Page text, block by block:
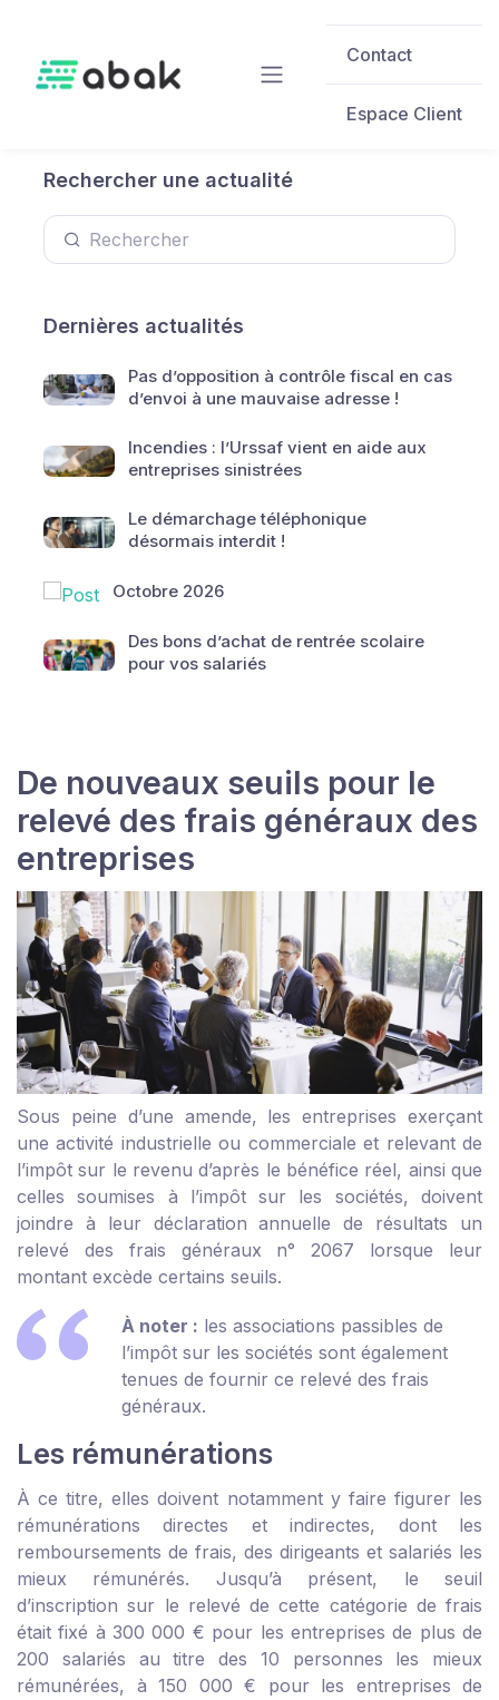
Contact
Espace Client
Rechercher une actualité
Dernières actualités
Pas d’opposition à contrôle fiscal en cas
d’envoi à une mauvaise adresse !
Incendies : l’Urssaf vient en aide aux
entreprises sinistrées
Le démarchage téléphonique
désormais interdit !
Octobre 2026
Des bons d’achat de rentrée scolaire
pour vos salariés
De nouveaux seuils pour le
relevé des frais généraux des
entreprises
Sous peine d’une amende, les entreprises exerçant
une activité industrielle ou commerciale et relevant de
l’impôt sur le revenu d’après le bénéfice réel, ainsi que
celles soumises à l’impôt sur les sociétés, doivent
joindre à leur déclaration annuelle de résultats un
relevé des frais généraux n° 2067 lorsque leur
montant excède certains seuils.
À noter : les associations passibles de
l’impôt sur les sociétés sont également
tenues de fournir ce relevé des frais
généraux.
Les rémunérations
À ce titre, elles doivent notamment y faire figurer les
rémunérations directes et indirectes, dont les
remboursements de frais, des dirigeants et salariés les
mieux rémunérés. Jusqu’à présent, le seuil
d’inscription sur le relevé de cette catégorie de frais
était fixé à 300 000 € pour les entreprises de plus de
200 salariés au titre des 10 personnes les mieux
rémunérées, à 150 000 € pour les entreprises de